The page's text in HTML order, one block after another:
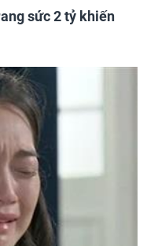
sức 2 tỷ khiến